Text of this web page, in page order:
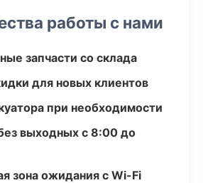
работы с нами
запчасти со склада
для новых клиентов
при необходимости
выходных с 8:00 до
зона ожидания с Wi-Fi